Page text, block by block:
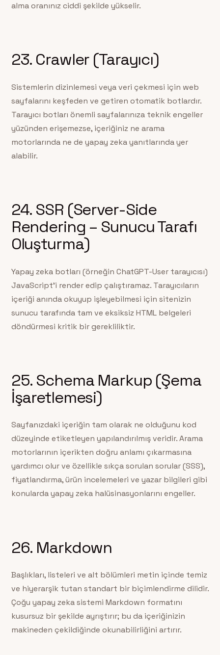
alma oranınız ciddi şekilde yükselir.
23. Crawler (Tarayıcı)
Sistemlerin dizinlemesi veya veri çekmesi için web
sayfalarını keşfeden ve getiren otomatik botlardır.
Tarayıcı botları önemli sayfalarınıza teknik engeller
yüzünden erişemezse, içeriğiniz ne arama
motorlarında ne de yapay zeka yanıtlarında yer
alabilir.
24. SSR (Server-Side
Rendering – Sunucu Tarafı
Oluşturma)
Yapay zeka botları (örneğin ChatGPT-User tarayıcısı)
JavaScript’i render edip çalıştıramaz. Tarayıcıların
içeriği anında okuyup işleyebilmesi için sitenizin
sunucu tarafında tam ve eksiksiz HTML belgeleri
döndürmesi kritik bir gerekliliktir.
25. Schema Markup (Şema
İşaretlemesi)
Sayfanızdaki içeriğin tam olarak ne olduğunu kod
düzeyinde etiketleyen yapılandırılmış veridir. Arama
motorlarının içerikten doğru anlamı çıkarmasına
yardımcı olur ve özellikle sıkça sorulan sorular (SSS),
fiyatlandırma, ürün incelemeleri ve yazar bilgileri gibi
konularda yapay zeka halüsinasyonlarını engeller.
26. Markdown
Başlıkları, listeleri ve alt bölümleri metin içinde temiz
ve hiyerarşik tutan standart bir biçimlendirme dilidir.
Çoğu yapay zeka sistemi Markdown formatını
kusursuz bir şekilde ayrıştırır; bu da içeriğinizin
makineden çekildiğinde okunabilirliğini artırır.